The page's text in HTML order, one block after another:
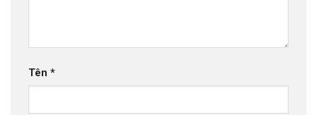
Tên *